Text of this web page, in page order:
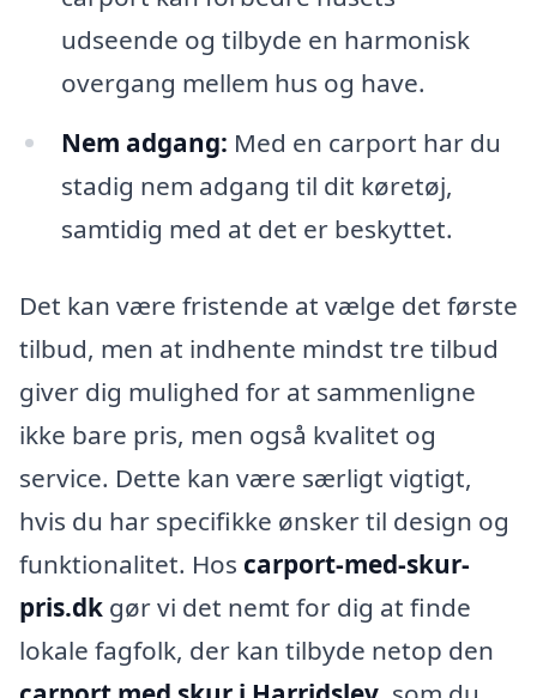
udseende og tilbyde en harmonisk
overgang mellem hus og have.
Nem adgang: Med en carport har du
stadig nem adgang til dit køretøj,
samtidig med at det er beskyttet.
Det kan være fristende at vælge det første
tilbud, men at indhente mindst tre tilbud
giver dig mulighed for at sammenligne
ikke bare pris, men også kvalitet og
service. Dette kan være særligt vigtigt,
hvis du har specifikke ønsker til design og
funktionalitet. Hos carport-med-skur-
pris.dk gør vi det nemt for dig at finde
lokale fagfolk, der kan tilbyde netop den